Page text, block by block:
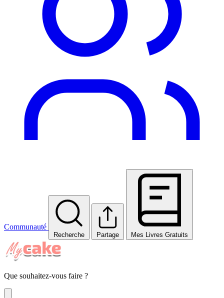
Communauté
Recherche Partage Mes Livres Gratuits
Que souhaitez-vous faire ?